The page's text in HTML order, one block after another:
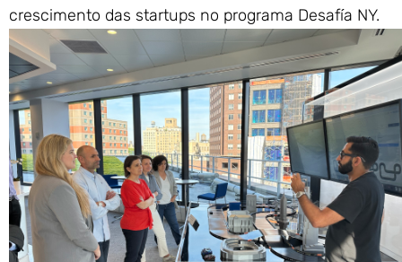
crescimento das startups no programa Desafía NY.